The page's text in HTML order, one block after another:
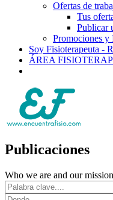
Ofertas de
Tus
Publicar
Promociones y
Soy Fisioterapeuta -
ÁREA
Publicaciones
Who we are and our mission